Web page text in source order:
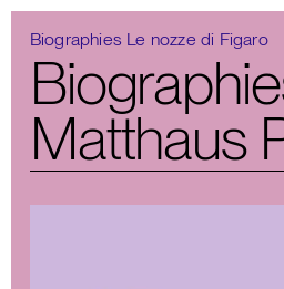
Biographies Le nozze di Figaro
Matthaus